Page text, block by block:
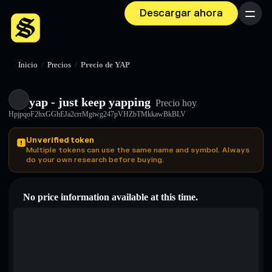
Descargar ahora Menú
Inicio / Precios / Precio de YAP
yap - just keep yapping Precio hoy
HpjpqoF2hxGGhEJa2crrMgtwg247pVHZbTMkkawBkBLV
Unverified token
Multiple tokens can use the same name and symbol. Always
do your own research before buying.
No price information available at this time.